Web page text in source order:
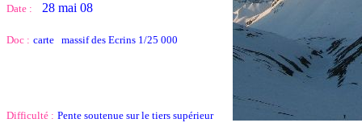
Date : 28 mai 08
Doc : carte massif des Ecrins 1/25 000
Difficulté : Pente soutenue sur le tiers supérieur